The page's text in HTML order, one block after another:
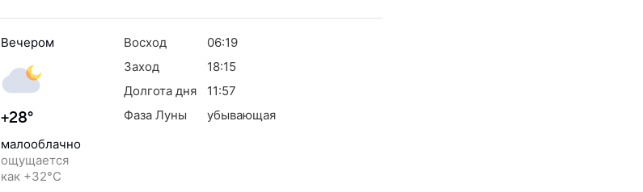
Вечером
+28°
малооблачно
ощущается
как +32°C
Восход
06:19
Заход
18:15
Долгота дня
11:57
Фаза Луны
убывающая